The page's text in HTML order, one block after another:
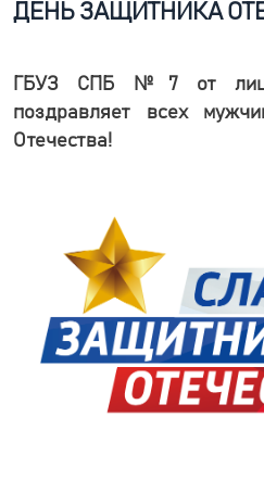
ДЕНЬ ЗАЩИТНИКА
ГБУЗ СПБ №7 от лица
поздравляет всех
Отечества!